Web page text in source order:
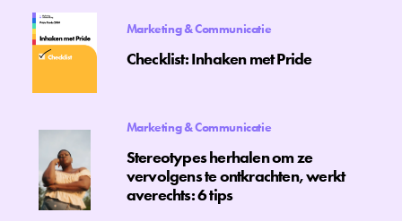
Marketing & Communicatie
Checklist: Inhaken met Pride
Marketing & Communicatie
Stereotypes herhalen om ze
vervolgens te ontkrachten, werkt
averechts: 6 tips